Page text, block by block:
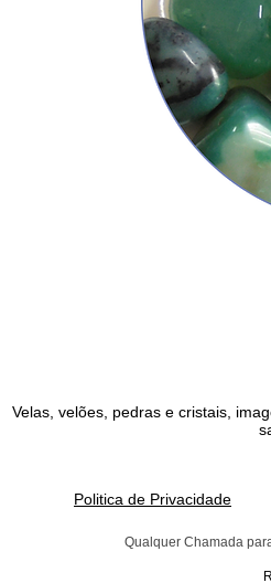
Velas, velões, pedras e cristais,
Politica de Privacidade
Qualquer Chamada